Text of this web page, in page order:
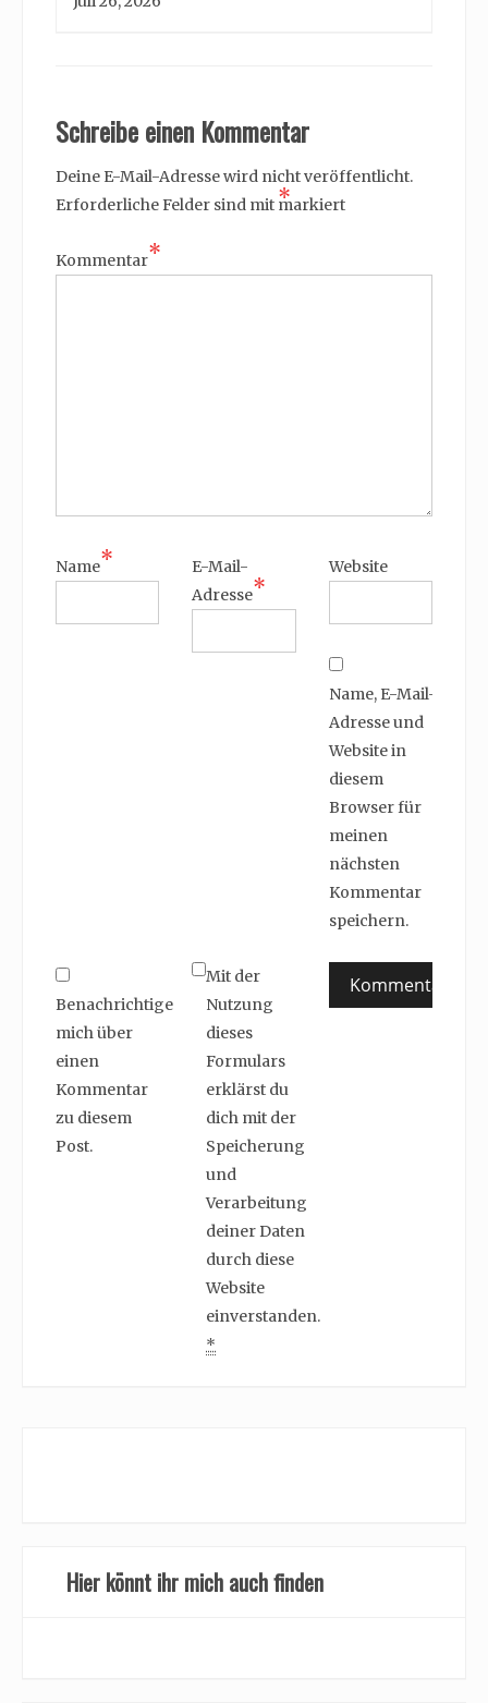
Schreibe einen Kommentar
Deine E-Mail-Adresse wird nicht veröffentlicht.
Erforderliche Felder sind mit *
markiert
Kommentar*
Name*
E-Mail-
Adresse*
Website
Name, E-Mail-
Adresse und
Website in
diesem
Browser für
meinen
nächsten
Kommentar
speichern.
Benachrichtige
mich über
einen
Kommentar
zu diesem
Post.
Mit der
Nutzung
dieses
Formulars
erklärst du
dich mit der
Speicherung
und
Verarbeitung
deiner Daten
durch diese
Website
einverstanden.
*
Hier könnt ihr mich auch finden